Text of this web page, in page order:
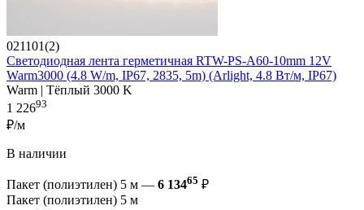
021101(2)
Светодиодная лента герметичная RTW-PS-A60-10mm 12V
Warm3000 (4.8 W/m, IP67, 2835, 5m) (Arlight, 4.8 Вт/м, IP67)
Warm | Тёплый 3000 K
1 22693
₽/м
В наличии
Пакет (полиэтилен) 5 м — 6 13465 ₽
Пакет (полиэтилен) 5 м